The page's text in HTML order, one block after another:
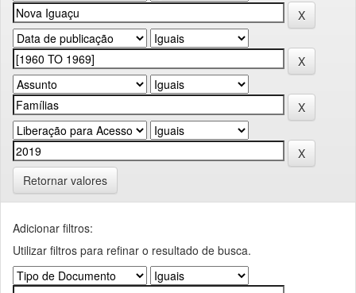
Retornar valores
Adicionar filtros:
Utilizar filtros para refinar o resultado de busca.